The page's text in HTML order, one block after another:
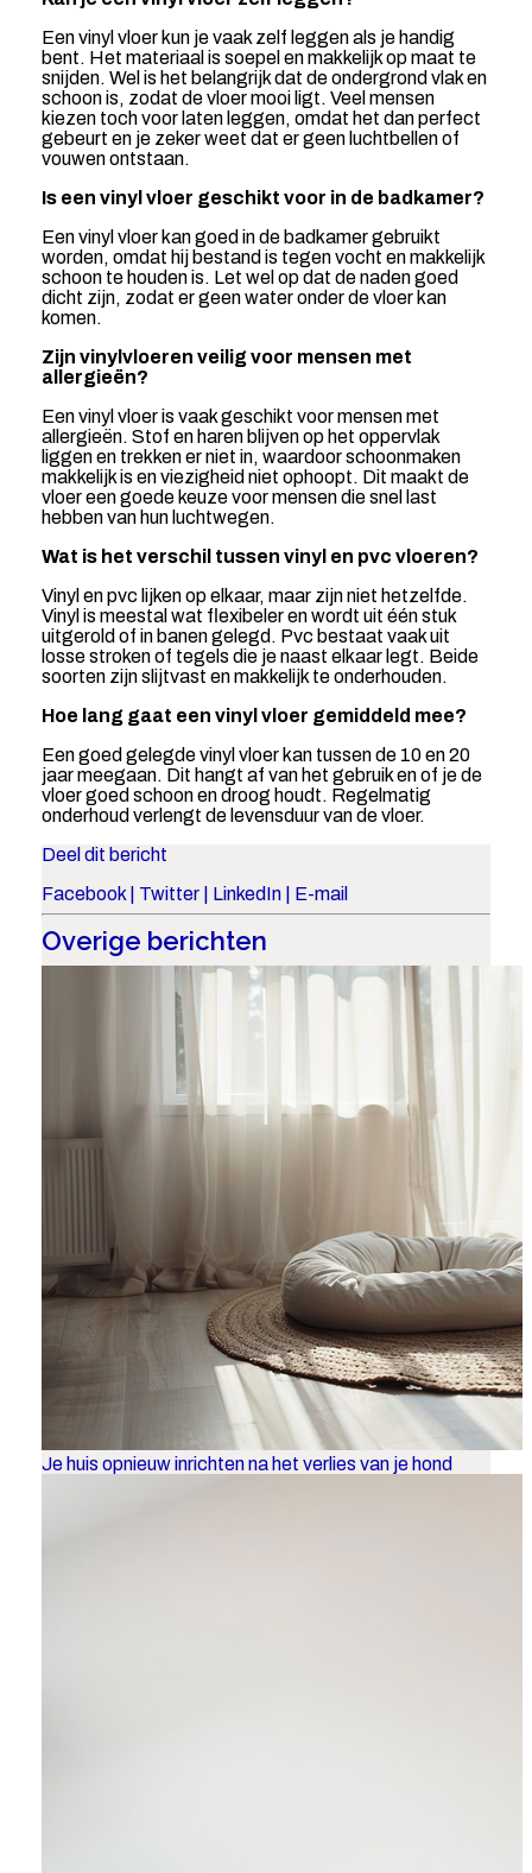
Een vinyl vloer kun je vaak zelf leggen als je handig
bent. Het materiaal is soepel en makkelijk op maat te
snijden. Wel is het belangrijk dat de ondergrond vlak en
schoon is, zodat de vloer mooi ligt. Veel mensen
kiezen toch voor laten leggen, omdat het dan perfect
gebeurt en je zeker weet dat er geen luchtbellen of
vouwen ontstaan.
Is een vinyl vloer geschikt voor in de badkamer?
Een vinyl vloer kan goed in de badkamer gebruikt
worden, omdat hij bestand is tegen vocht en makkelijk
schoon te houden is. Let wel op dat de naden goed
dicht zijn, zodat er geen water onder de vloer kan
komen.
Zijn vinylvloeren veilig voor mensen met
allergieën?
Een vinyl vloer is vaak geschikt voor mensen met
allergieën. Stof en haren blijven op het oppervlak
liggen en trekken er niet in, waardoor schoonmaken
makkelijk is en viezigheid niet ophoopt. Dit maakt de
vloer een goede keuze voor mensen die snel last
hebben van hun luchtwegen.
Wat is het verschil tussen vinyl en pvc vloeren?
Vinyl en pvc lijken op elkaar, maar zijn niet hetzelfde.
Vinyl is meestal wat flexibeler en wordt uit één stuk
uitgerold of in banen gelegd. Pvc bestaat vaak uit
losse stroken of tegels die je naast elkaar legt. Beide
soorten zijn slijtvast en makkelijk te onderhouden.
Hoe lang gaat een vinyl vloer gemiddeld mee?
Een goed gelegde vinyl vloer kan tussen de 10 en 20
jaar meegaan. Dit hangt af van het gebruik en of je de
vloer goed schoon en droog houdt. Regelmatig
onderhoud verlengt de levensduur van de vloer.
Deel dit bericht
Facebook| Twitter| LinkedIn| E-mail
Overige berichten
Je huis opnieuw inrichten na het verlies van je hond